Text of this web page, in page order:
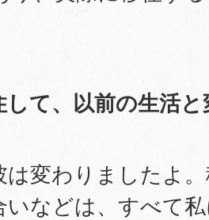
して、以前の生活
は変わりましたよ
いなどは、すべて